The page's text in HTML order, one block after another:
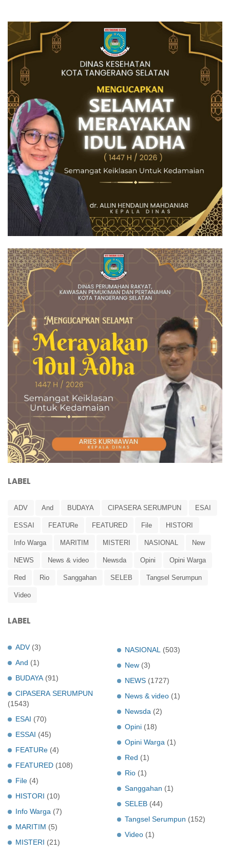
LABEL
ADV And BUDAYA CIPASERA SERUMPUN ESAI
ESSAI FEATURe FEATURED File HISTORI
Info Warga MARITIM MISTERI NASIONAL New
NEWS News & video Newsda Opini Opini Warga
Red Rio Sanggahan SELEB Tangsel Serumpun
Video
LABEL
ADV (3)
And (1)
BUDAYA (91)
CIPASERA SERUMPUN
(1543)
ESAI (70)
ESSAI (45)
FEATURe (4)
FEATURED (108)
File (4)
HISTORI (10)
Info Warga (7)
MARITIM (5)
MISTERI (21)
NASIONAL
(503)
New (3)
NEWS (1727)
News & video (1)
Newsda (2)
Opini (18)
Opini Warga (1)
Red (1)
Rio (1)
Sanggahan (1)
SELEB (44)
Tangsel Serumpun (152)
Video (1)